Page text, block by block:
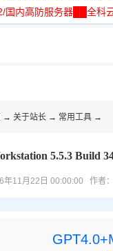
国内高防服务器██全科
择择
告，理性选择
广告，理性选择
→ 关于站长 → 常用工具 →
5.5.3 Build
年11月22日 00:00:00 作者：